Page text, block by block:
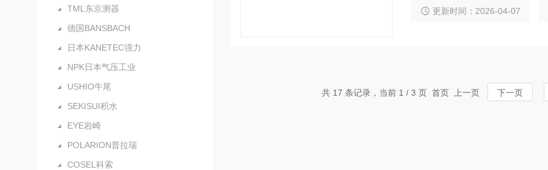
TML东京测器
德国BANSBACH
日本KANETEC强力
NPK日本气压工业
USHIO牛尾
SEKISUI积水
EYE岩崎
POLARION普拉瑞
COSEL科索
尘、重载自动化输送场景。
更新时间：2026-04-07
共 17 条记录，当前 1 / 3 页 首页 上一页 下一页